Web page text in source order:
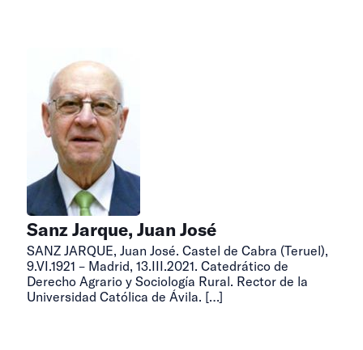
Sanz Jarque, Juan José
SANZ JARQUE, Juan José. Castel de Cabra (Teruel),
9.VI.1921 – Madrid, 13.III.2021. Catedrático de
Derecho Agrario y Sociología Rural. Rector de la
Universidad Católica de Ávila. […]